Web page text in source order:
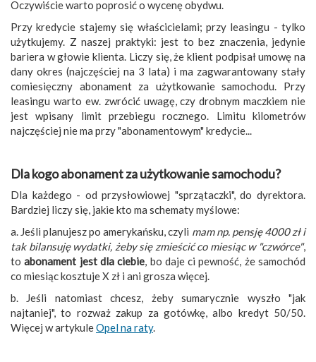
Oczywiście warto poprosić o wycenę obydwu.
Przy kredycie stajemy się właścicielami; przy leasingu - tylko
użytkujemy. Z naszej praktyki: jest to bez znaczenia, jedynie
bariera w głowie klienta. Liczy się, że klient podpisał umowę na
dany okres (najczęściej na 3 lata) i ma zagwarantowany stały
comiesięczny abonament za użytkowanie samochodu. Przy
leasingu warto ew. zwrócić uwagę, czy drobnym maczkiem nie
jest wpisany limit przebiegu rocznego. Limitu kilometrów
najczęściej nie ma przy "abonamentowym" kredycie...
Dla kogo abonament za użytkowanie samochodu?
Dla każdego - od przysłowiowej "sprzątaczki", do dyrektora.
Bardziej liczy się, jakie kto ma schematy myślowe:
a. Jeśli planujesz po amerykańsku, czyli mam np. pensję 4000 zł i
tak bilansuję wydatki, żeby się zmieścić co miesiąc w "czwórce",
toabonament jest dla ciebie, bo daje ci pewność, że samochód
co miesiąc kosztuje X zł i ani grosza więcej.
b. Jeśli natomiast chcesz, żeby sumarycznie wyszło "jak
najtaniej", to rozważ zakup za gotówkę, albo kredyt 50/50.
Więcej w artykuleOpel na raty.